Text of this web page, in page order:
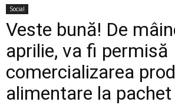
Social
Veste bună! De
aprilie, va fi permisă
comercializarea
alimentare la pachet